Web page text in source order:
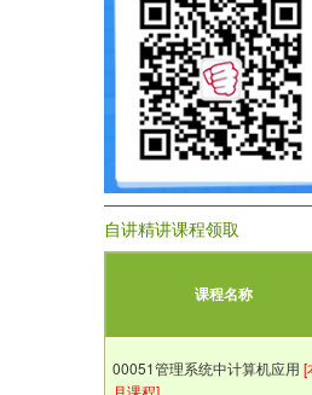
自讲精讲课程领取
课程名称
00051管理系统中计算机应用 [